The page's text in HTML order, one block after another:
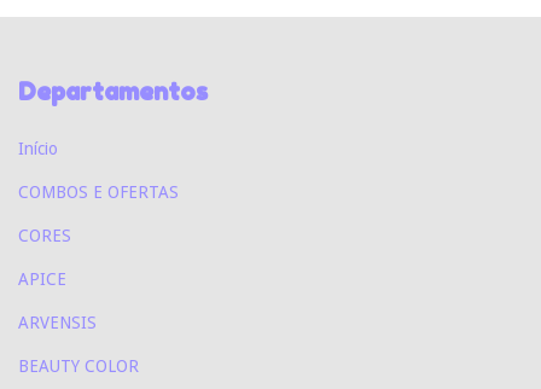
Departamentos
Início
COMBOS E OFERTAS
CORES
APICE
ARVENSIS
BEAUTY COLOR